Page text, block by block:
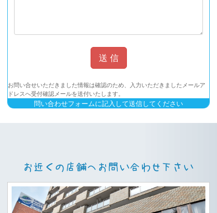
お問い合せいただきました情報は確認のため、入力いただきましたメールア
ドレスへ受付確認メールを送付いたします。
問い合わせフォームに記入して送信してください